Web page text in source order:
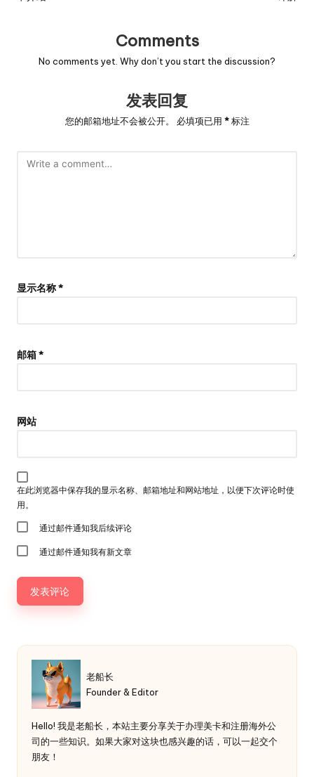
Comments
No comments yet. Why don’t you start the discussion?
发表回复
您的邮箱地址不会被公开。 必填项已用 *标注
显示名称*
邮箱*
网站
在此浏览器中保存我的显示名称、邮箱地址和网站地址，以便下次评论时使
用。
通过邮件通知我后续评论
通过邮件通知我有新文章
老船长
Founder & Editor
Hello! 我是老船长，本站主要分享关于办理美卡和注册海外公
司的一些知识。如果大家对这块也感兴趣的话，可以一起交个
朋友！